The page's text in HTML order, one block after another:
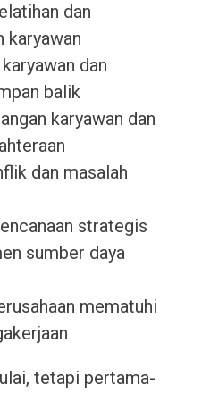
dan
karyawan
dan
balik
karyawan dan
dan masalah
strategis
sumber daya
mematuhi
tetapi pertama-